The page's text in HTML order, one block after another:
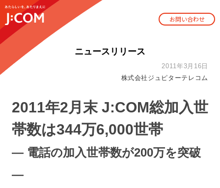
お問い合わせ
ニュースリリース
2011年3月16日
株式会社ジュピターテレコム
2011年2月末 J:COM総加入世
帯数は344万6,000世帯
― 電話の加入世帯数が200万を突破
―